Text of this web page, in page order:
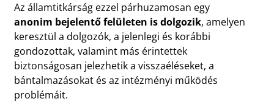
Az államtitkárság ezzel párhuzamosan egy
anonim bejelentő felületen is dolgozik, amelyen
keresztül a dolgozók, a jelenlegi és korábbi
gondozottak, valamint más érintettek
biztonságosan jelezhetik a visszaéléseket, a
bántalmazásokat és az intézményi működés
problémáit.